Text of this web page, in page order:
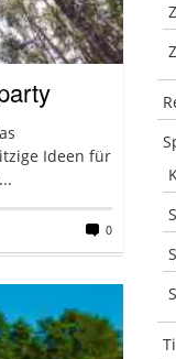
Ideen für
0